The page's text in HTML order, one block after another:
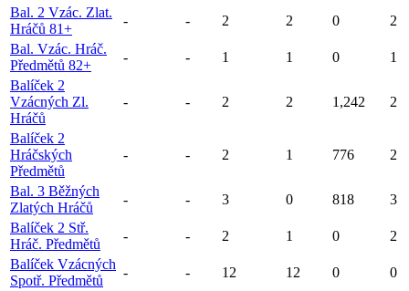
Bal. 2 Vzác. Zlat.
Hráčů 81+
- - 2 2 0
2
Bal. Vzác. Hráč.
Předmětů 82+
- - 1 1 0
1
Balíček 2
Vzácných Zl.
Hráčů
- - 2 2 1,242 2
Balíček 2
Hráčských
Předmětů
- - 2 1 776 2
Bal. 3 Běžných
Zlatých Hráčů
- - 3 0 818
3
Balíček 2 Stř.
Hráč. Předmětů
- - 2 1 0
2
Balíček Vzácných
Spotř. Předmětů
- - 12 12 0
0